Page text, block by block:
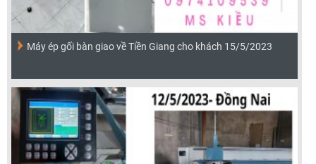
Máy ép gối bàn giao về Tiền Giang cho khách 15/5/2023